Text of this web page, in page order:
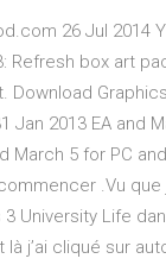
26 Jul 2014
Refresh box art
Download
2013 EA and
March 5 for PC
.Vu
University Life
là j’ai cliqué sur